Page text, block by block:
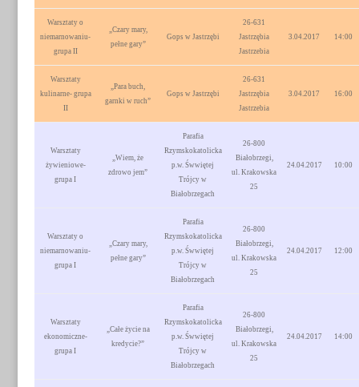
Warsztaty o
niemarnowaniu-
grupa II
„Czary mary,
pełne gary”
Gops w Jastrzębi
26-631
Jastrzębia
Jastrzebia
3.04.2017 14:00
Warsztaty
kulinarne- grupa
II
„Para buch,
garnki w ruch”
Gops w Jastrzębi
26-631
Jastrzębia
Jastrzebia
3.04.2017 16:00
Warsztaty
żywieniowe-
grupa I
„Wiem, że
zdrowo jem”
Parafia
Rzymskokatolicka
p.w. Śwwiętej
Trójcy w
Białobrzegach
26-800
Białobrzegi,
ul. Krakowska
25
24.04.2017 10:00
Warsztaty o
niemarnowaniu-
grupa I
„Czary mary,
pełne gary”
Parafia
Rzymskokatolicka
p.w. Śwwiętej
Trójcy w
Białobrzegach
26-800
Białobrzegi,
ul. Krakowska
25
24.04.2017 12:00
Warsztaty
ekonomiczne-
grupa I
„Całe życie na
kredycie?”
Parafia
Rzymskokatolicka
p.w. Śwwiętej
Trójcy w
Białobrzegach
26-800
Białobrzegi,
ul. Krakowska
25
24.04.2017 14:00